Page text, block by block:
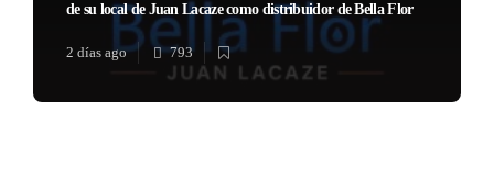
de su local de Juan Lacaze como distribuidor de Bella Flor
2 días ago 793